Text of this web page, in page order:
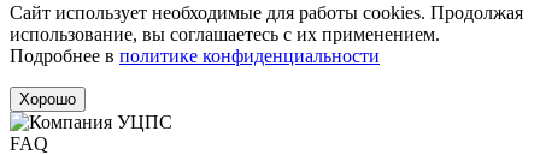
Сайт использует необходимые для работы cookies. Продолжая
использование, вы соглашаетесь с их применением.
Подробнее в политике конфиденциальности
Хорошо
FAQ